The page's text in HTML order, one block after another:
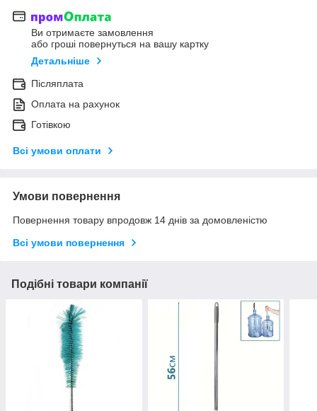
Ви отримаєте замовлення
або гроші повернуться на вашу картку
Детальніше
Післяплата
Оплата на рахунок
Готівкою
Всі умови оплати
Умови повернення
Повернення товару впродовж 14 днів за домовленістю
Всі умови повернення
Подібні товари компанії